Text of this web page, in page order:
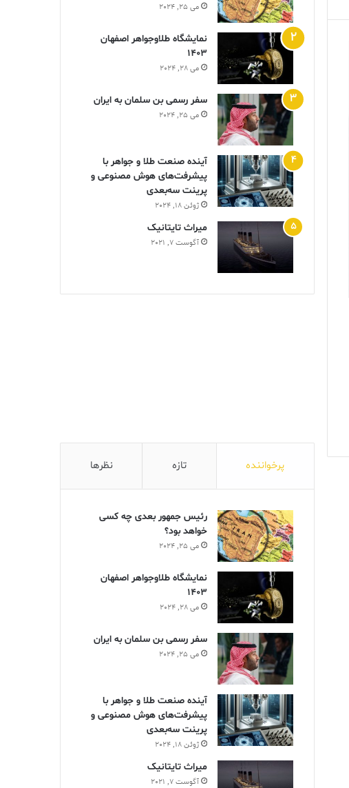
می 25, 2024
نمایشگاه طلاوجواهر اصفهان
1403
می 28, 2024
سفر رسمی بن سلمان به ایران
می 25, 2024
آینده صنعت طلا و جواهر با
پیشرفت‌های هوش مصنوعی و
پرینت سه‌بعدی
ژوئن 18, 2024
ميراث تايتانيک
آگوست 7, 2021
پرخواننده تازه نظرها
رئیس جمهور بعدی چه کسی
خواهد بود؟
می 25, 2024
نمایشگاه طلاوجواهر اصفهان
1403
می 28, 2024
سفر رسمی بن سلمان به ایران
می 25, 2024
آینده صنعت طلا و جواهر با
پیشرفت‌های هوش مصنوعی و
پرینت سه‌بعدی
ژوئن 18, 2024
ميراث تايتانيک
آگوست 7, 2021